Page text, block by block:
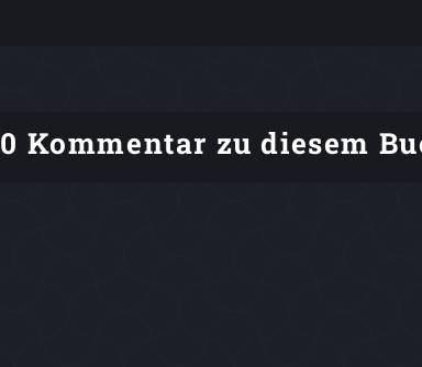
0 Kommentar zu diesem